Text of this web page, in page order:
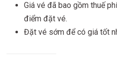
Giá vé đã bao gồm thuế
điểm đặt vé.
Đặt vé sớm để có giá tốt